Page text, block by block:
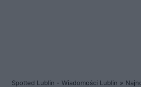
Spotted Lublin - Wiadomości Lublin »